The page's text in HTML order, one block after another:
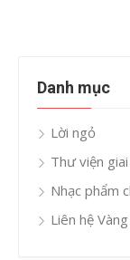
Danh mục
Lời ngỏ
Thư viện
Nhạc phẩm
Liên hệ